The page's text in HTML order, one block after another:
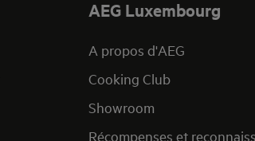
AEG Luxembourg
A propos d'AEG
Cooking Club
Showroom
Récompenses et